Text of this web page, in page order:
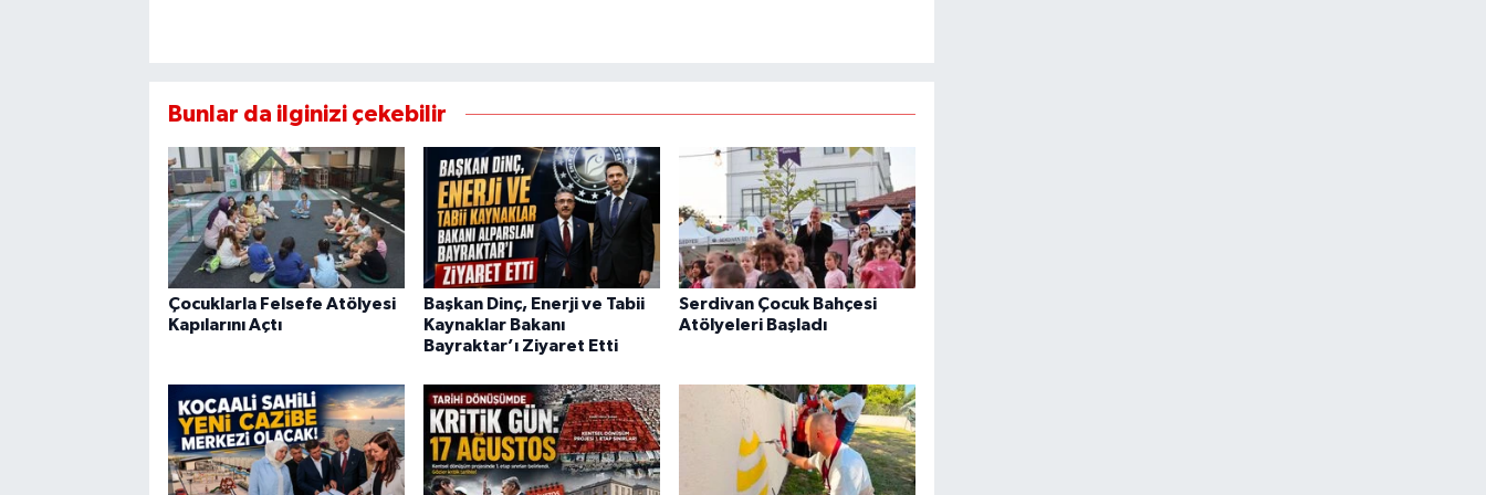
Bunlar da ilginizi çekebilir
Çocuklarla Felsefe Atölyesi
Kapılarını Açtı
Başkan Dinç, Enerji ve Tabii
Kaynaklar Bakanı
Bayraktar’ı Ziyaret Etti
Serdivan Çocuk Bahçesi
Atölyeleri Başladı